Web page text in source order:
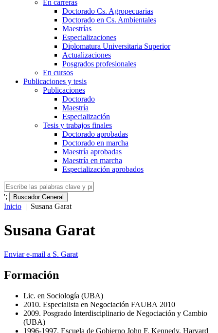
En carreras
Doctorado Cs. Agropecuarias
Doctorado en Cs. Ambientales
Maestrías
Especializaciones
Diplomatura Universitaria Superior
Actualizaciones
Posgrados profesionales
En cursos
Publicaciones y tesis
Publicaciones
Doctorado
Maestría
Especialización
Tesis y trabajos finales
Doctorado aprobadas
Doctorado en marcha
Maestría aprobadas
Maestría en marcha
Especialización aprobados
'; Buscador General
Inicio | Susana Garat
Susana Garat
Enviar e-mail a S. Garat
Formación
Lic. en Sociología (UBA)
2010. Especialista en Negociación FAUBA 2010
2009. Posgrado Interdisciplinario de Negociación y Cambio
(UBA)
1996-1997. Escuela de Gobierno John F. Kennedy, Harvard